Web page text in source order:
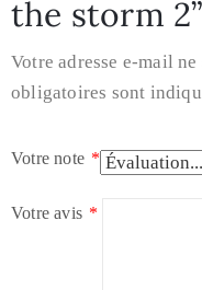
the storm 2”
Votre adresse e-mail
obligatoires sont
Votre note *
Votre avis *